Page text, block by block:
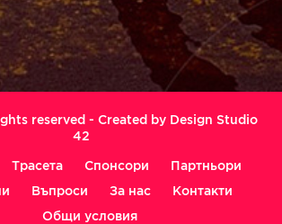
reserved - Created by Design Studio
42
Трасета Спонсори
Партньори
Въпроси За нас
Контакти
Общи условия